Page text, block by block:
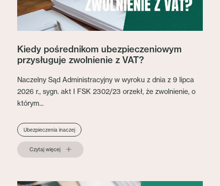
Kiedy pośrednikom ubezpieczeniowym
przysługuje zwolnienie z VAT?
Naczelny Sąd Administracyjny w wyroku z dnia z 9 lipca
2026 r., sygn. akt I FSK 2302/23 orzekł, że zwolnienie, o
którym...
Ubezpieczenia inaczej
Czytaj więcej